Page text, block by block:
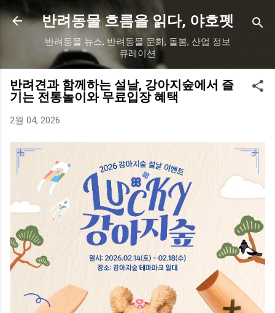
기본 콘텐츠로 건너뛰기
반려동물 흐름을 읽다, 야호펫
반려동물 뉴스, 반려동물 문화, 돌봄, 산업 정보
큐레이션
반려견과 함께하는 설날, 강아지숲에서 즐
기는 전통놀이와 무료입장 혜택
2월 04, 2026